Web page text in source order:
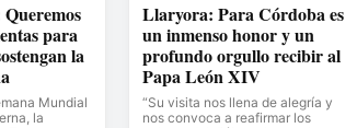
Queremos
para
la
Mundial
la
Llaryora: Para Córdoba es
un inmenso honor y un
profundo orgullo recibir al
Papa León XIV
“Su visita nos llena de alegría y
nos convoca a reafirmar los